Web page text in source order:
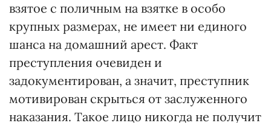
взятое с поличным на взятке в особо
крупных размерах, не имеет ни единого
шанса на домашний арест. Факт
преступления очевиден и
задокументирован, а значит, преступник
мотивирован скрыться от заслуженного
наказания. Такое лицо никогда не получит